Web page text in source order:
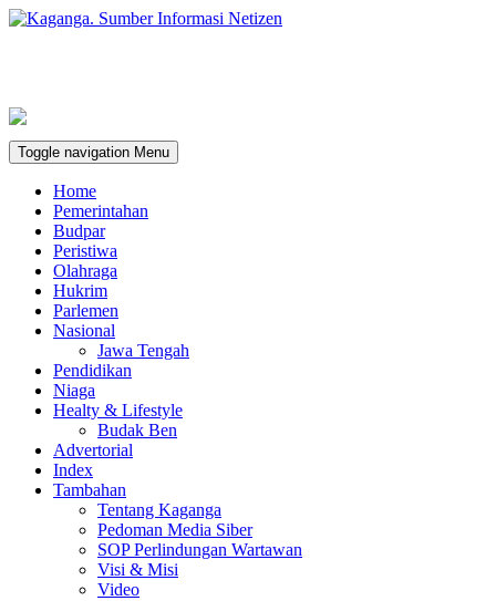
Toggle navigation Menu
Home
Pemerintahan
Budpar
Peristiwa
Olahraga
Hukrim
Parlemen
Nasional
Jawa Tengah
Pendidikan
Niaga
Healty & Lifestyle
Budak Ben
Advertorial
Index
Tambahan
Tentang Kaganga
Pedoman Media Siber
SOP Perlindungan Wartawan
Visi & Misi
Video